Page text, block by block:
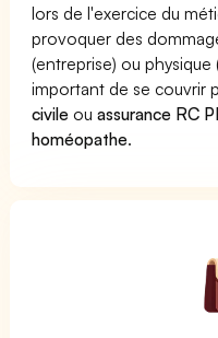
lors de l'exercice du
provoquer des
(entreprise) ou physique
important de se couvrir
civile ouassurance RC
homéopathe.